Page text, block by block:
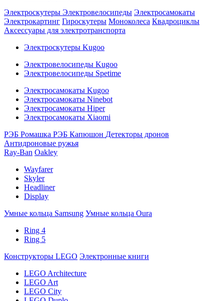
Электроскутеры Электровелосипеды Электросамокаты
Электрокартинг Гироскутеры Моноколеса Квадроциклы
Аксессуары для электротранспорта
Электроскутеры Kugoo
Электровелосипеды Kugoo
Электровелосипеды Spetime
Электросамокаты Kugoo
Электросамокаты Ninebot
Электросамокаты Hiper
Электросамокаты Xiaomi
РЭБ Ромашка РЭБ Капюшон Детекторы дронов
Антидроновые ружья
Ray-Ban Oakley
Wayfarer
Skyler
Headliner
Display
Умные кольца Samsung Умные кольца Oura
Ring 4
Ring 5
Конструкторы LEGO Электронные книги
LEGO Architecture
LEGO Art
LEGO City